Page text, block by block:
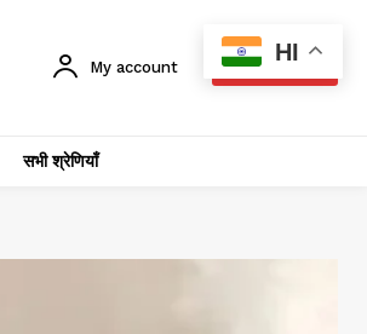
My account SUBSCRIBE
सभी श्रेणियाँ
HI